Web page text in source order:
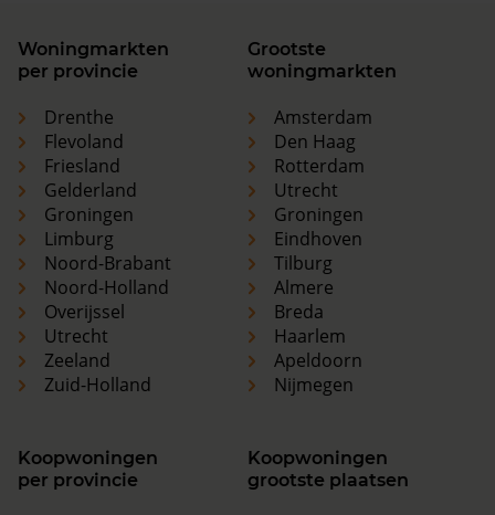
Woningmarkten
per provincie
Drenthe
Flevoland
Friesland
Gelderland
Groningen
Limburg
Noord-Brabant
Noord-Holland
Overijssel
Utrecht
Zeeland
Zuid-Holland
Grootste
woningmarkten
Amsterdam
Den Haag
Rotterdam
Utrecht
Groningen
Eindhoven
Tilburg
Almere
Breda
Haarlem
Apeldoorn
Nijmegen
Koopwoningen
per provincie
Koopwoningen
grootste plaatsen